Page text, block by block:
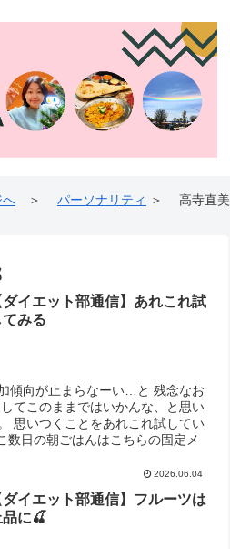
へ ＞ パーソナリティ ＞ 高寺直美
ダイエット部通信】あれこれ試
てみる
傾向が止まらなーい…と 残念なお
てこのままではいかんな、と思い
思いつくことをあれこれ試してい
数日の朝ごはんはこちらの固定メ
2026.06.04
ダイエット部通信】フルーツは
品に🍒